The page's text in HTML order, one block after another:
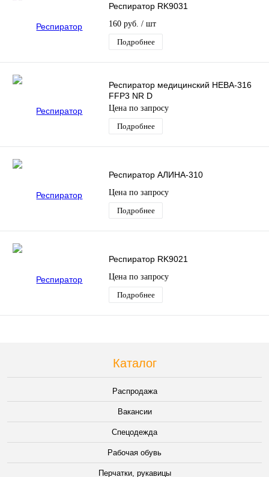
Респиратор RK9031
160 руб. / шт
Подробнее
Респиратор медицинский НЕВА-316
FFP3 NR D
Цена по запросу
Подробнее
Респиратор АЛИНА-310
Цена по запросу
Подробнее
Респиратор RK9021
Цена по запросу
Подробнее
Каталог
Распродажа
Вакансии
Спецодежда
Рабочая обувь
Перчатки, рукавицы